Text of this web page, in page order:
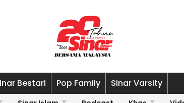
Bestari Pop Family Sinar Varsity